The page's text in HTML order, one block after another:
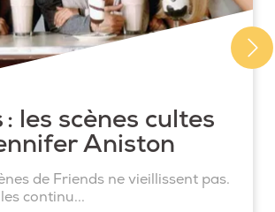
les scènes cultes
Aniston
de Friends ne vieillissent pas.
continu...